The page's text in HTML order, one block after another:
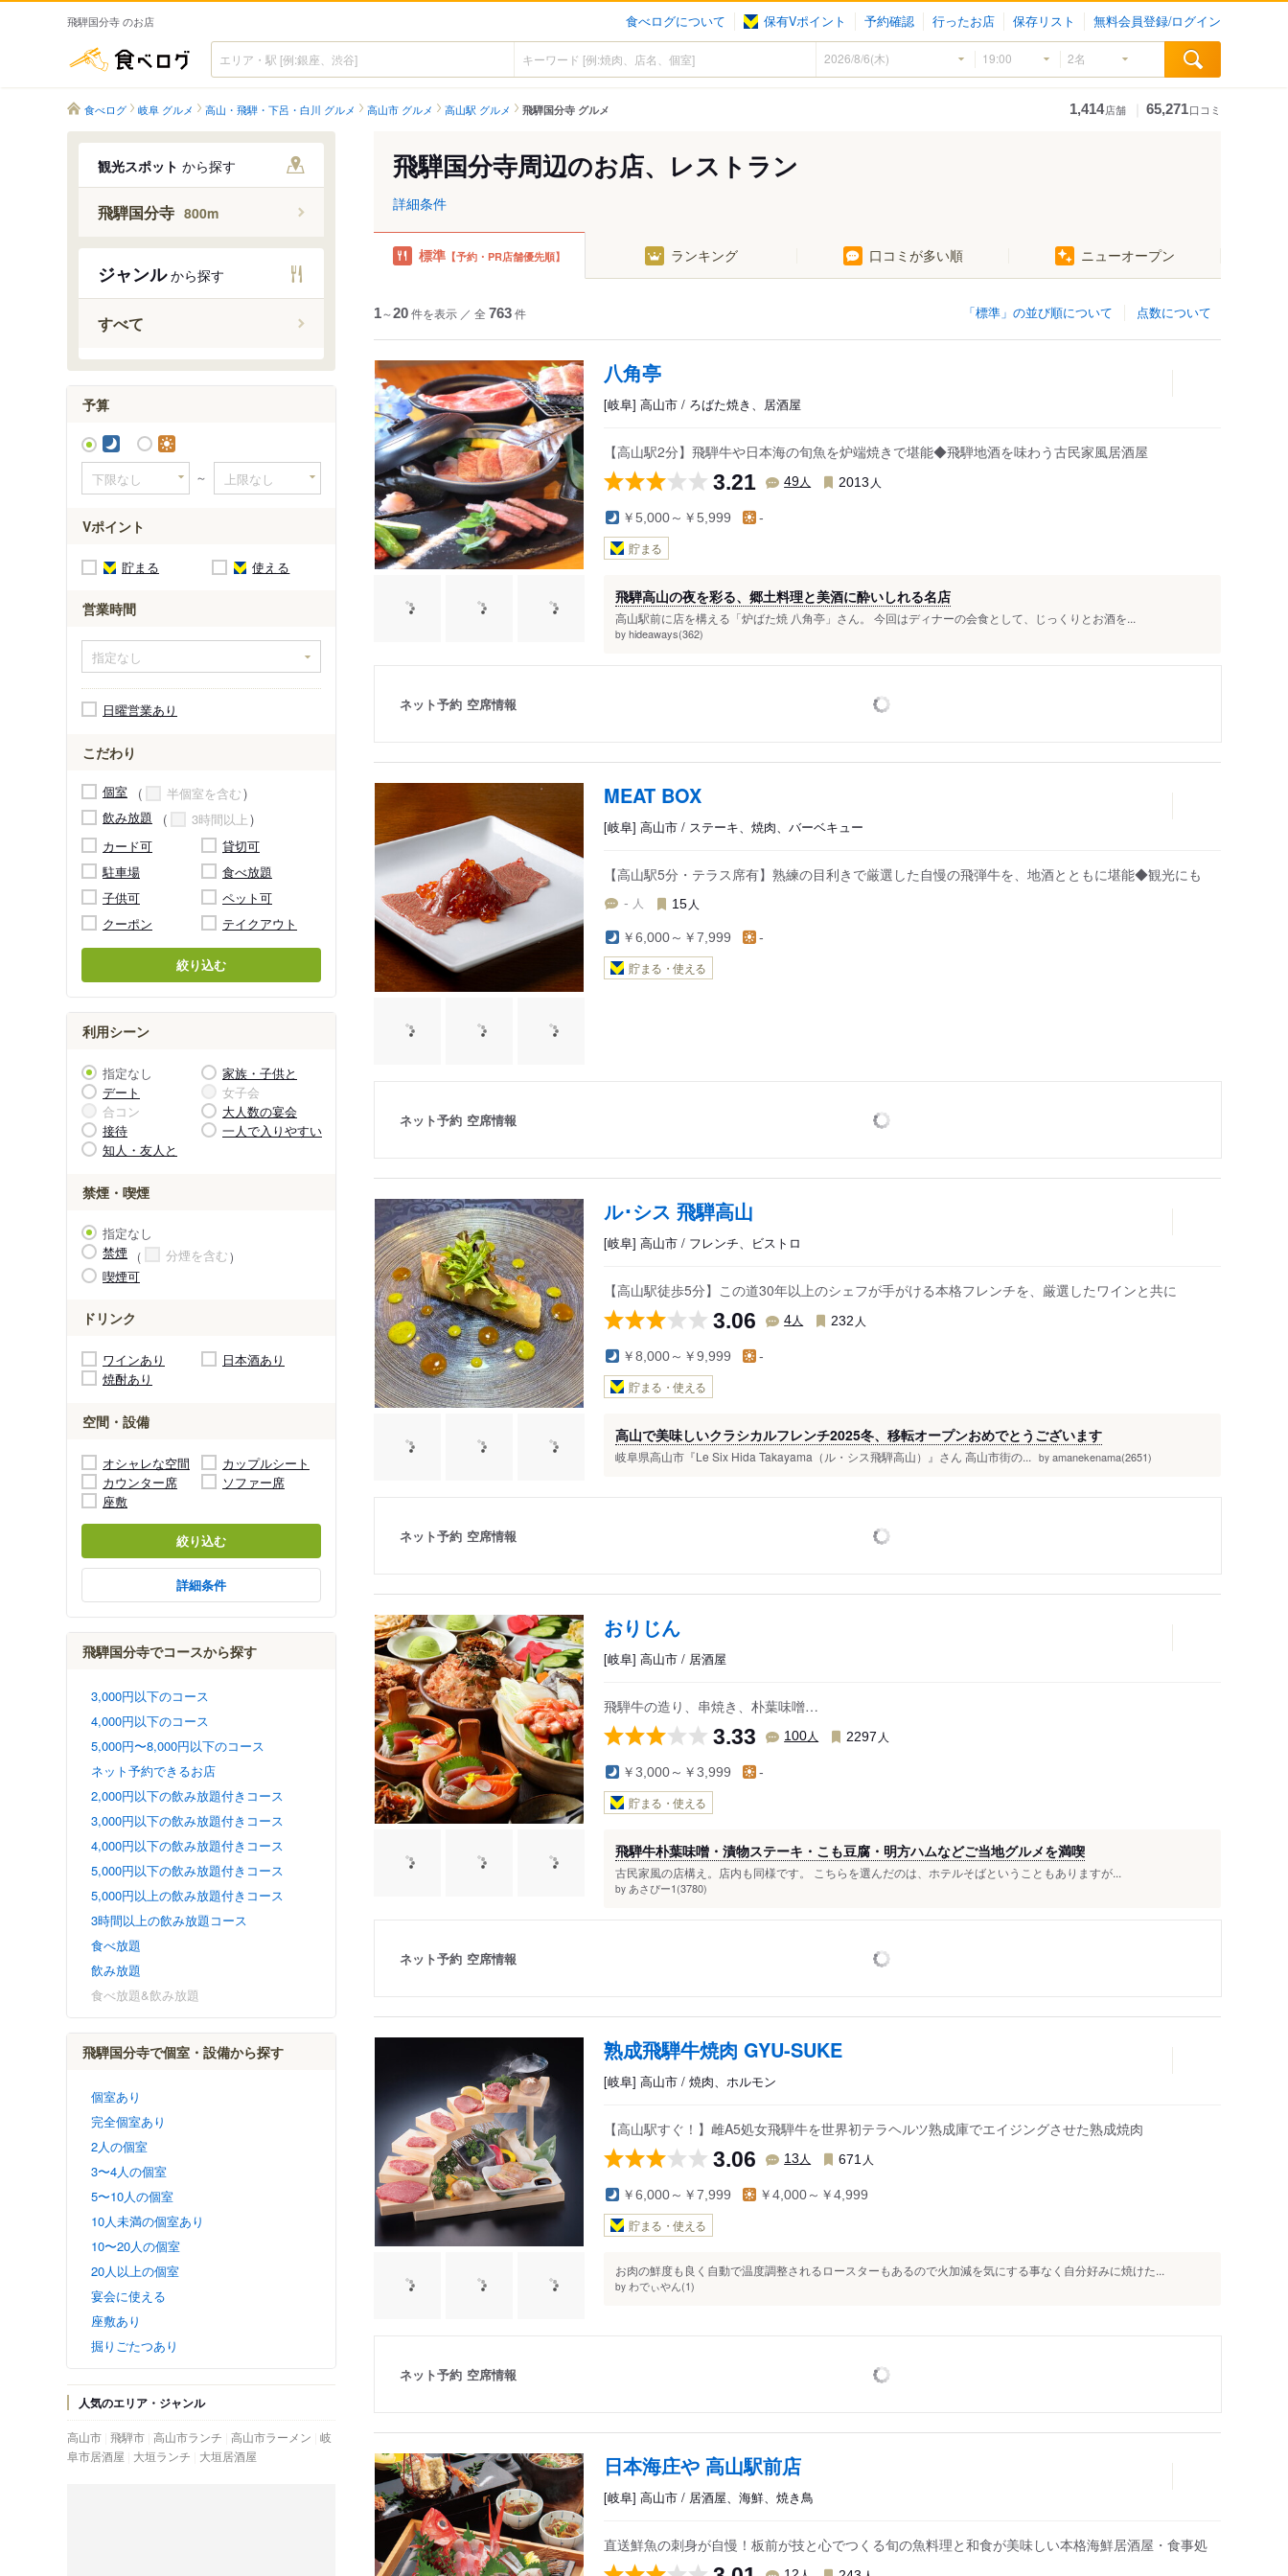
飛騨国分寺 のお店 食べログについて 保有Vポイント 予約確認 行ったお店 保存リスト 無料会員登録/ログイン
食べログ
食べログ 岐阜 グルメ 高山・飛騨・下呂・白川 グルメ 高山市 グルメ 高山駅 グルメ 飛騨国分寺 グルメ 1,414店舗 65,271口コミ
観光スポット から探す
飛騨国分寺 800m
ジャンルから探す
すべて
予算
～
Vポイント
貯まる 使える
営業時間
日曜営業あり
こだわり
個室
半個室を含む
飲み放題
3時間以上
カード可
貸切可
駐車場
食べ放題
子供可
ペット可
クーポン
テイクアウト
絞り込む
利用シーン
指定なし
家族・子供と
デート
女子会
合コン
大人数の宴会
接待
一人で入りやすい
知人・友人と
禁煙・喫煙
指定なし
禁煙
分煙を含む
喫煙可
ドリンク
ワインあり
日本酒あり
焼酎あり
空間・設備
オシャレな空間
カップルシート
カウンター席
ソファー席
座敷
絞り込む
詳細条件
飛騨国分寺でコースから探す
3,000円以下のコース
4,000円以下のコース
5,000円〜8,000円以下のコース
ネット予約できるお店
2,000円以下の飲み放題付きコース
3,000円以下の飲み放題付きコース
4,000円以下の飲み放題付きコース
5,000円以下の飲み放題付きコース
5,000円以上の飲み放題付きコース
3時間以上の飲み放題コース
食べ放題
飲み放題
食べ放題&飲み放題
飛騨国分寺で個室・設備から探す
個室あり
完全個室あり
2人の個室
3〜4人の個室
5〜10人の個室
10人未満の個室あり
10〜20人の個室
20人以上の個室
宴会に使える
座敷あり
掘りごたつあり
人気のエリア・ジャンル
高山市 飛騨市 高山市ランチ 高山市ラーメン 岐
阜市居酒屋
大垣ランチ 大垣居酒屋
飛騨国分寺周辺のお店、レストラン
詳細条件
標準 【予約・PR店舗優先順】 ランキング 口コミが多い順 ニューオープン
1～20件を表示 ／ 全 763件 点数について
「標準」の並び順について
八角亭
[岐阜] 高山市 / ろばた焼き、居酒屋
【高山駅2分】飛騨牛や日本海の旬魚を炉端焼きで堪能◆飛騨地酒を味わう古民家風居酒屋
3.21 49人 2013 人
￥5,000～￥5,999 -
貯まる
飛騨高山の夜を彩る、郷土料理と美酒に酔いしれる名店
高山駅前に店を構える「炉ばた焼 八角亭」さん。 今回はディナーの会食として、じっくりとお酒を...
by hideaways(362)
ネット予約 空席情報
MEAT BOX
[岐阜] 高山市 / ステーキ、焼肉、バーベキュー
【高山駅5分・テラス席有】熟練の目利きで厳選した自慢の飛弾牛を、地酒とともに堪能◆観光にも
- 人 15 人
￥6,000～￥7,999 -
貯まる・使える
ネット予約 空席情報
ル･シス 飛騨高山
[岐阜] 高山市 / フレンチ、ビストロ
【高山駅徒歩5分】この道30年以上のシェフが手がける本格フレンチを、厳選したワインと共に
3.06 4人 232 人
￥8,000～￥9,999 -
貯まる・使える
高山で美味しいクラシカルフレンチ2025冬、移転オープンおめでとうございます
岐阜県高山市『Le Six Hida Takayama（ル・シス飛騨高山）』さん 高山市街の... by amanekenama(2651)
ネット予約 空席情報
おりじん
[岐阜] 高山市 / 居酒屋
飛騨牛の造り、串焼き、朴葉味噌…
3.33 100人 2297 人
￥3,000～￥3,999 -
貯まる・使える
飛騨牛朴葉味噌・漬物ステーキ・こも豆腐・明方ハムなどご当地グルメを満喫
古民家風の店構え。店内も同様です。 こちらを選んだのは、ホテルそばということもありますが...
by あさぴー1(3780)
ネット予約 空席情報
熟成飛騨牛焼肉 GYU-SUKE
[岐阜] 高山市 / 焼肉、ホルモン
【高山駅すぐ！】雌A5処女飛騨牛を世界初テラヘルツ熟成庫でエイジングさせた熟成焼肉
3.06 13 人 671 人
￥6,000～￥7,999 ￥4,000～￥4,999
貯まる・使える
お肉の鮮度も良く自動で温度調整されるロースターもあるので火加減を気にする事なく自分好みに焼けた...
by わでぃやん(1)
ネット予約 空席情報
日本海庄や 高山駅前店
[岐阜] 高山市 / 居酒屋、海鮮、焼き鳥
直送鮮魚の刺身が自慢！板前が技と心でつくる旬の魚料理と和食が美味しい本格海鮮居酒屋・食事処